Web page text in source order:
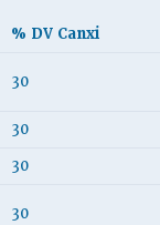
% DV Canxi
30
30
30
30